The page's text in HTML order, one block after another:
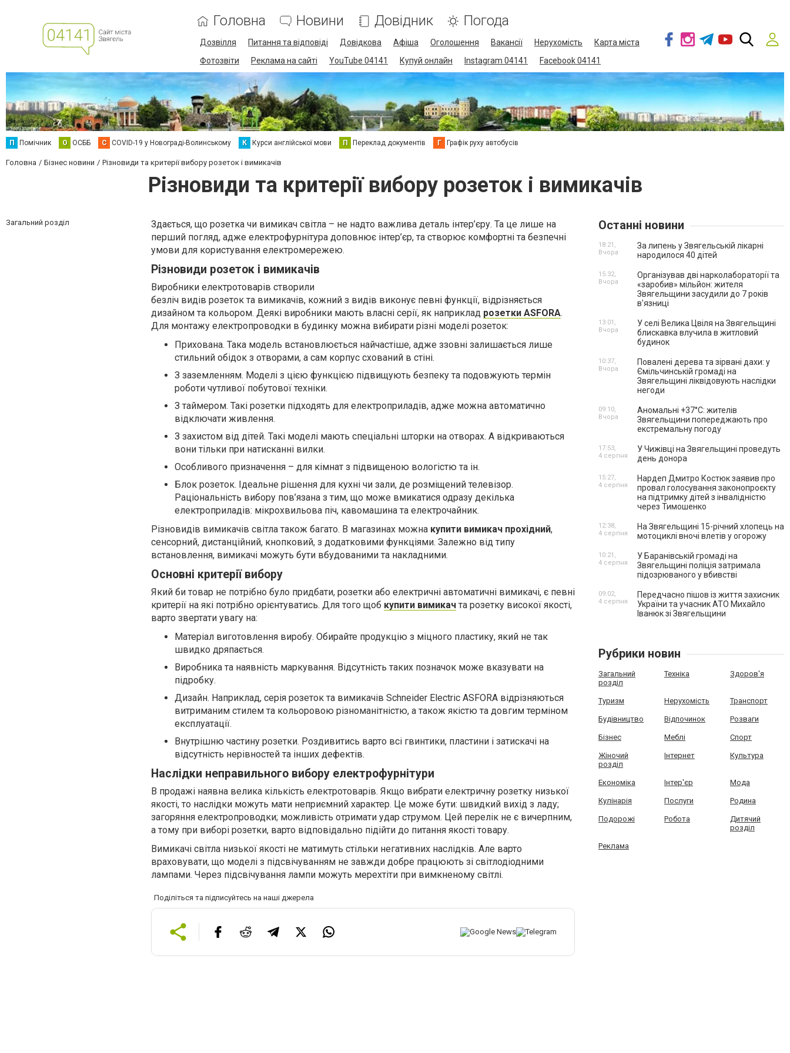
Головна Новини Довідник Погода
Дозвілля Питання та відповіді Довідкова Афіша Оголошення Вакансії Нерухомість
Карта міста
Фотозвіти
Реклама на сайті YouTube 04141 Купуй онлайн Instagram 04141 Facebook 04141
П Помічник О ОСББ C COVID-19 у Новограді-Волинському К Курси англійської мови П Переклад документів Г Графік руху автобусів
Головна Бізнес новини Різновиди та критерії вибору розеток і вимикачів
Різновиди та критерії вибору розеток і вимикачів
Загальний розділ
Здається, що розетка чи вимикач світла – не надто важлива деталь інтер’єру. Та це лише на
перший погляд, адже електрофурнітура доповнює інтер’єр, та створює комфортні та безпечні
умови для користування електромережею.
Різновиди розеток і вимикачів
Виробники електротоварів створили
безліч видів розеток та вимикачів, кожний з видів виконує певні функції, відрізняється
дизайном та кольором. Деякі виробники мають власні серії, як наприклад розетки ASFORA.
Для монтажу електропроводки в будинку можна вибирати різні моделі розеток:
Прихована. Така модель встановлюється найчастіше, адже ззовні залишається лише
стильний обідок з отворами, а сам корпус схований в стіні.
З заземленням. Моделі з цією функцією підвищують безпеку та подовжують термін
роботи чутливої побутової техніки.
З таймером. Такі розетки підходять для електроприладів, адже можна автоматично
відключати живлення.
З захистом від дітей. Такі моделі мають спеціальні шторки на отворах. А відкриваються
вони тільки при натисканні вилки.
Особливого призначення – для кімнат з підвищеною вологістю та ін.
Блок розеток. Ідеальне рішення для кухні чи зали, де розміщений телевізор.
Раціональність вибору пов’язана з тим, що може вмикатися одразу декілька
електроприладів: мікрохвильова піч, кавомашина та електрочайник.
Різновидів вимикачів світла також багато. В магазинах можна купити вимикач прохідний,
сенсорний, дистанційний, кнопковий, з додатковими функціями. Залежно від типу
встановлення, вимикачі можуть бути вбудованими та накладними.
Основні критерії вибору
Який би товар не потрібно було придбати, розетки або електричні автоматичні вимикачі, є певні
критерії на які потрібно орієнтуватись. Для того щоб купити вимикач та розетку високої якості,
варто звертати увагу на:
Матеріал виготовлення виробу. Обирайте продукцію з міцного пластику, який не так
швидко дряпається.
Виробника та наявність маркування. Відсутність таких позначок може вказувати на
підробку.
Дизайн. Наприклад, серія розеток та вимикачів Schneider Electric ASFORA відрізняються
витриманим стилем та кольоровою різноманітністю, а також якістю та довгим терміном
експлуатації.
Внутрішню частину розетки. Роздивитись варто всі гвинтики, пластини і затискачі на
відсутність нерівностей та інших дефектів.
Наслідки неправильного вибору електрофурнітури
В продажі наявна велика кількість електротоварів. Якщо вибрати електричну розетку низької
якості, то наслідки можуть мати неприємний характер. Це може бути: швидкий вихід з ладу;
загоряння електропроводки; можливість отримати удар струмом. Цей перелік не є вичерпним,
а тому при виборі розетки, варто відповідально підійти до питання якості товару.
Вимикачі світла низької якості не матимуть стільки негативних наслідків. Але варто
враховувати, що моделі з підсвічуванням не завжди добре працюють зі світлодіодними
лампами. Через підсвічування лампи можуть мерехтіти при вимкненому світлі.
Поділіться та підписуйтесь на наші джерела
Останні новини
За липень у Звягельській лікарні
народилося 40 дітей
18:21,
Вчора
Організував дві нарколабораторії та
«заробив» мільйон: жителя
Звягельщини засудили до 7 років
в'язниці
15:32,
Вчора
У селі Велика Цвіля на Звягельщині
блискавка влучила в житловий
будинок
13:01,
Вчора
Повалені дерева та зірвані дахи: у
Ємільчинській громаді на
Звягельщині ліквідовують наслідки
негоди
10:37,
Вчора
Аномальні +37°C: жителів
Звягельщини попереджають про
екстремальну погоду
09:10,
Вчора
У Чижівці на Звягельщині проведуть
день донора
17:53,
4 серпня
Нардеп Дмитро Костюк заявив про
провал голосування законопроєкту
на підтримку дітей з інвалідністю
через Тимошенко
15:27,
4 серпня
На Звягельщині 15-річний хлопець на
мотоциклі вночі влетів у огорожу
12:38,
4 серпня
У Баранівській громаді на
Звягельщині поліція затримала
підозрюваного у вбивстві
10:21,
4 серпня
Передчасно пішов із життя захисник
України та учасник АТО Михайло
Іванюк зі Звягельщини
09:02,
4 серпня
Рубрики новин
Загальний
розділ
Техніка Здоров'я
Туризм Нерухомість Транспорт
Будівництво Відпочинок Розваги
Бізнес Меблі Спорт
Жіночий
розділ
Інтернет Культура
Економіка Інтер'єр Мода
Кулінарія Послуги Родина
Подорожі Робота
Дитячий
розділ
Реклама